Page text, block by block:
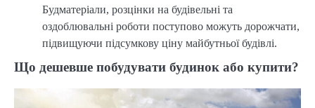
Будматеріали, розцінки на будівельні та
оздоблювальні роботи поступово можуть дорожчати,
підвищуючи підсумкову ціну майбутньої будівлі.
Що дешевше побудувати будинок або купити?